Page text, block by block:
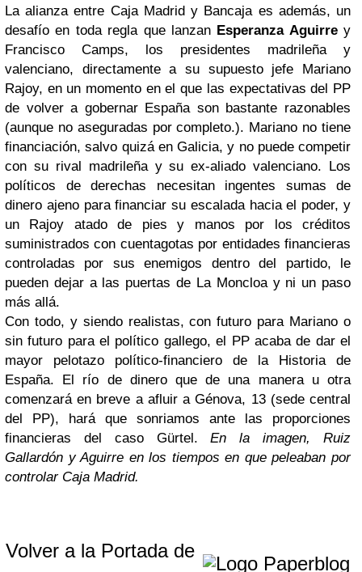
La alianza entre Caja Madrid y Bancaja es además, un
desafío en toda regla que lanzan Esperanza Aguirrey
Francisco Camps, los presidentes madrileña y
valenciano, directamente a su supuesto jefe Mariano
Rajoy, en un momento en el que las expectativas del PP
de volver a gobernar España son bastante razonables
(aunque no aseguradas por completo.). Mariano no tiene
financiación, salvo quizá en Galicia, y no puede competir
con su rival madrileña y su ex-aliado valenciano. Los
políticos de derechas necesitan ingentes sumas de
dinero ajeno para financiar su escalada hacia el poder, y
un Rajoy atado de pies y manos por los créditos
suministrados con cuentagotas por entidades financieras
controladas por sus enemigos dentro del partido, le
pueden dejar a las puertas de La Moncloa y ni un paso
más allá.
Con todo, y siendo realistas, con futuro para Mariano o
sin futuro para el político gallego, el PP acaba de dar el
mayor pelotazo político-financiero de la Historia de
España. El río de dinero que de una manera u otra
comenzará en breve a afluir a Génova, 13 (sede central
del PP), hará que sonriamos ante las proporciones
financieras del caso Gürtel.En la imagen, Ruiz
Gallardón y Aguirre en los tiempos en que peleaban por
controlar Caja Madrid.
Volver a la Portada de